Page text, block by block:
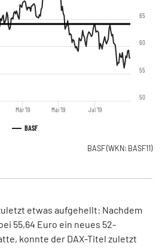
BASF
Mär '19 Mai '19 Jul '19
50
55
60
65
BASF(WKN: BASF11)
etwas aufgehellt: Nachdem
55,64 Euro ein neues 52-
konnte der DAX-Titel zuletzt